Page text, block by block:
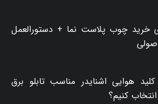
خرید چوب پلاست نما + دستورالعمل
هوایی اشنایدر مناسب تابلو برق
کنیم؟